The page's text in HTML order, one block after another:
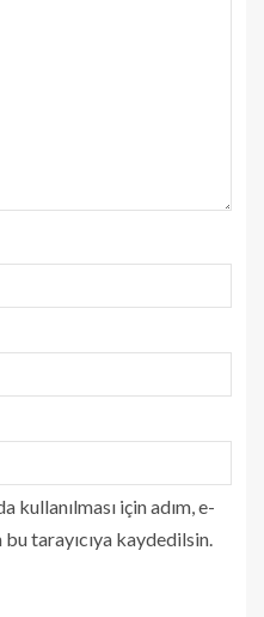
kullanılması için adım, e-
tarayıcıya kaydedilsin.